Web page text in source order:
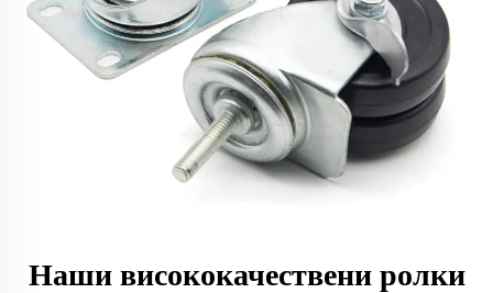
Наши висококачествени ролки